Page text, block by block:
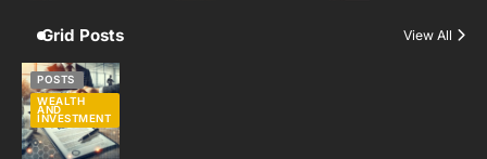
Grid Posts View All
POSTS
WEALTH
AND
INVESTMENT